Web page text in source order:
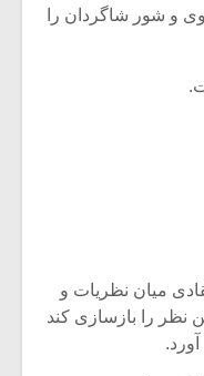
و شور شاگردان را
میان نظریات و
نظر را بازسازی کند
موریس ژار